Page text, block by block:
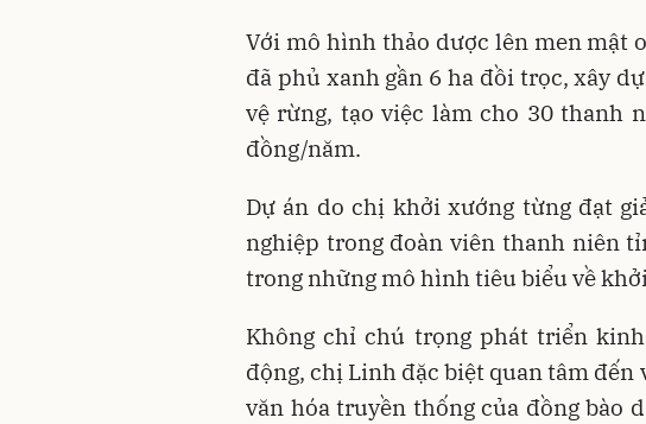
Với mô hình thảo dược lên men mật
đã phủ xanh gần 6 ha đồi trọc, xây
vệ rừng, tạo việc làm cho 30 thanh
đồng/năm.
Dự án do chị khởi xướng từng đạt
nghiệp trong đoàn viên thanh niên
trong những mô hình tiêu biểu về
Không chỉ chú trọng phát triển
động, chị Linh đặc biệt quan tâm đến
văn hóa truyền thống của đồng bào